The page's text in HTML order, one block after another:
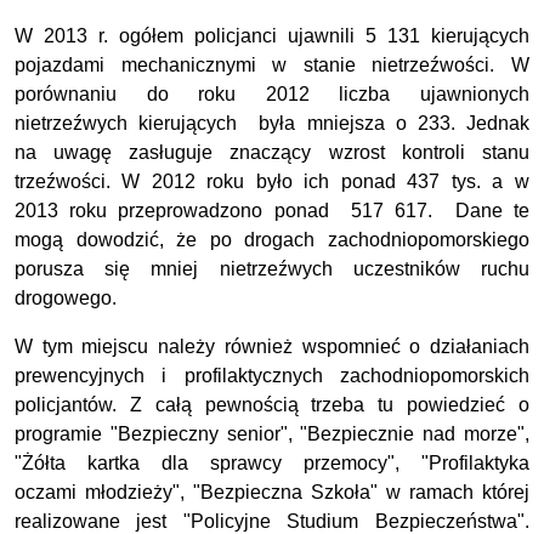
W 2013 r. ogółem policjanci ujawnili 5 131 kierujących
pojazdami mechanicznymi w stanie nietrzeźwości. W
porównaniu do roku 2012 liczba ujawnionych
nietrzeźwych kierujących była mniejsza o 233. Jednak
na uwagę zasługuje znaczący wzrost kontroli stanu
trzeźwości. W 2012 roku było ich ponad 437 tys. a w
2013 roku przeprowadzono ponad 517 617. Dane te
mogą dowodzić, że po drogach zachodniopomorskiego
porusza się mniej nietrzeźwych uczestników ruchu
drogowego.
W tym miejscu należy również wspomnieć o działaniach
prewencyjnych i profilaktycznych zachodniopomorskich
policjantów. Z całą pewnością trzeba tu powiedzieć o
programie "Bezpieczny senior", "Bezpiecznie nad morze",
"Żółta kartka dla sprawcy przemocy", "Profilaktyka
oczami młodzieży", "Bezpieczna Szkoła" w ramach której
realizowane jest "Policyjne Studium Bezpieczeństwa".